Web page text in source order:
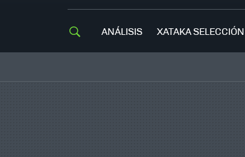
ANÁLISIS XATAKA SELECCIÓN